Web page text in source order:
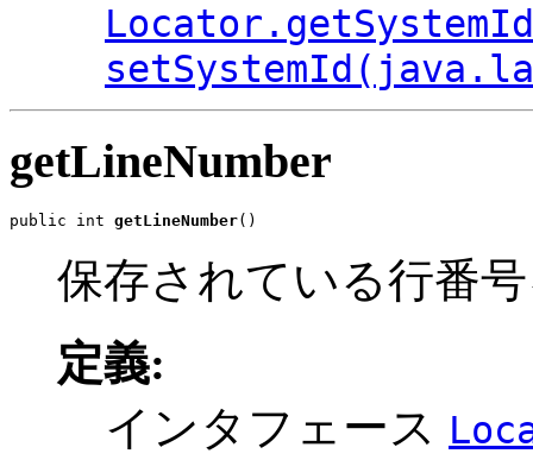
getLineNumber
public int getLineNumber()
保存されている行番
定義:
インタフェース